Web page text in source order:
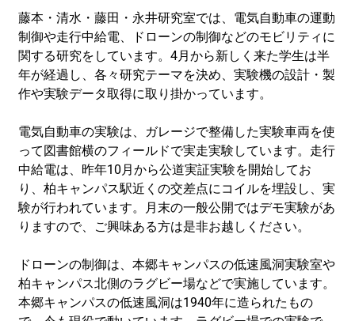
藤本・清水・藤田・永井研究室では、 電気自動車の運動
制御や走行中給電、
ドローンの制御などのモビリティに
関する研究をしています。4月から新しく来た学生は半
年が経過し、各々研究テーマを決め、実験機の設計・製
作や実験データ取得に取り掛かっています。
電気自動車の実験は、 ガレージで整備した実験車両を使
って図書館横のフィールドで実走実験しています。走行
中給電は、 昨年10月から公道実証実験を開始してお
り、柏キャンパス駅近くの交差点にコイルを埋設し、実
験が行われています。 月末の一般公開ではデモ実験があ
りますので、 ご興味ある方は是非お越しください。
ドローンの制御は、本郷キャンパスの低速風洞実験室や
柏キャンパス北側のラグビー場などで実施しています。
本郷キャンパスの低速風洞は1940年に造られたもの